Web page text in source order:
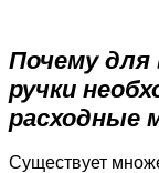
Почему для
ручки
расходные
Существует